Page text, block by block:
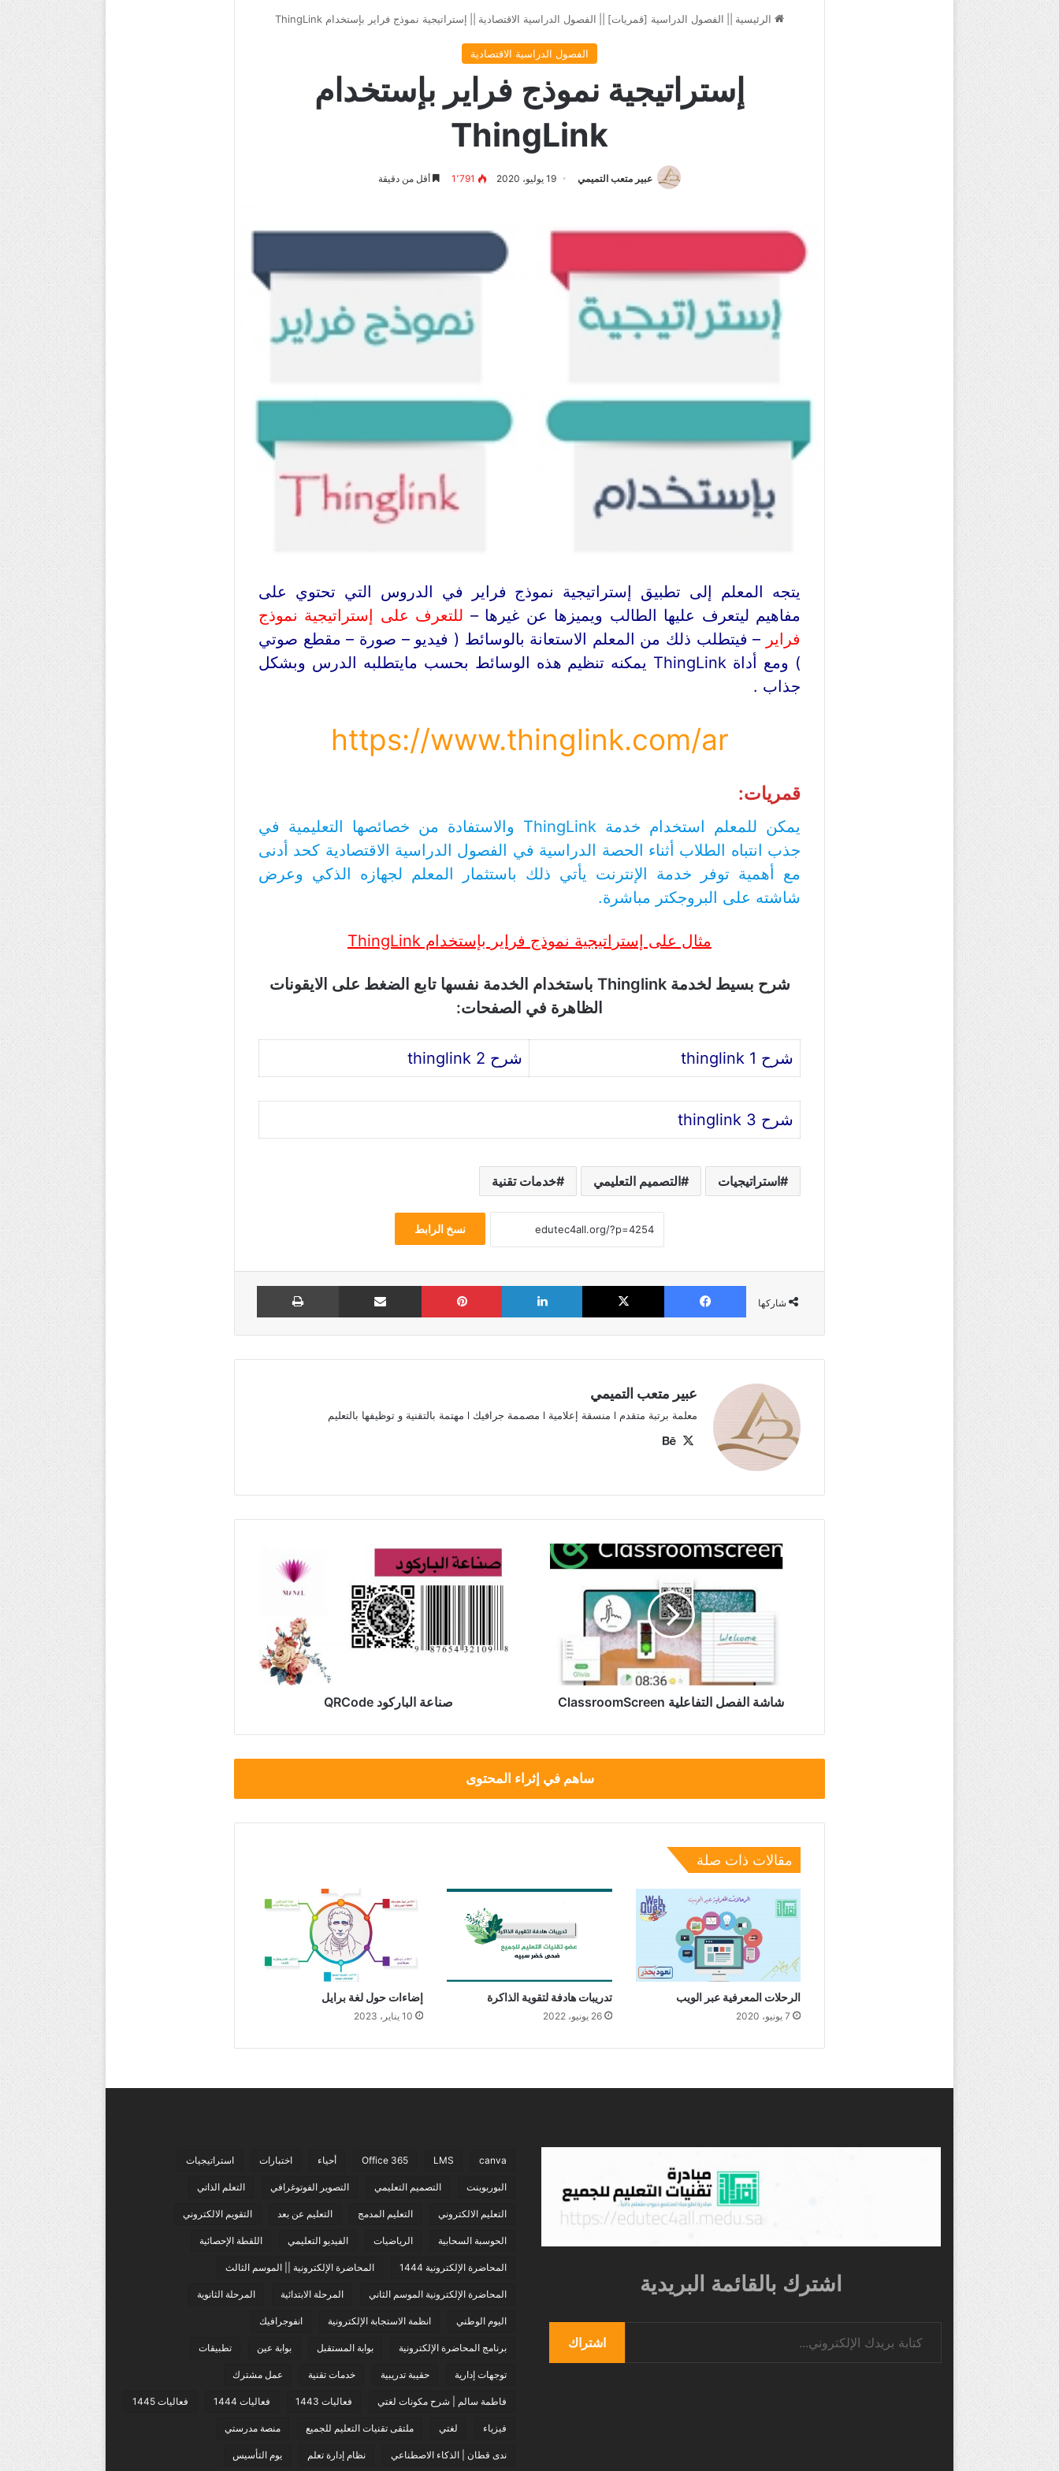
الرئيسية الفصول الدراسية [قمريات] الفصول الدراسية الاقتصادية إستراتيجية نموذج فراير بإستخدام ThingLink
الفصول الدراسية الاقتصادية
إستراتيجية نموذج فراير بإستخدام
ThingLink
عبير متعب التميمي 19 يوليو، 2020 1٬791 أقل من دقيقة
يتجه المعلم إلى تطبيق إستراتيجية نموذج فراير في الدروس التي تحتوي على
مفاهيم ليتعرف عليها الطالب ويميزها عن غيرها – للتعرف على إستراتيجية نموذج
فراير – فيتطلب ذلك من المعلم الاستعانة بالوسائط ( فيديو – صورة – مقطع صوتي
) ومع أداة ThingLink يمكنه تنظيم هذه الوسائط بحسب مايتطلبه الدرس وبشكل
جذاب .
https://www.thinglink.com/ar
قمريات:
يمكن للمعلم استخدام خدمة ThingLink والاستفادة من خصائصها التعليمية في
جذب انتباه الطلاب أثناء الحصة الدراسية في الفصول الدراسية الاقتصادية كحد أدنى
مع أهمية توفر خدمة الإنترنت يأتي ذلك باستثمار المعلم لجهازه الذكي وعرض
شاشته على البروجكتر مباشرة.
مثال على إستراتيجية نموذج فراير بإستخدام ThingLink
شرح بسيط لخدمة Thinglink باستخدام الخدمة نفسها تابع الضغط على الايقونات
الظاهرة في الصفحات:
شرح thinglink 1 شرح thinglink 2
شرح thinglink 3
استراتيجيات التصميم التعليمي خدمات تقنية
نسخ الرابط
شاركها
فيسبوك ‫X لينكدإن بينتيريست مشاركة عبر البريد طباعة
عبير متعب التميمي
معلمة برتبة متقدم l منسقة إعلامية l مصممة جرافيك l مهتمة بالتقنية و توظيفها بالتعليم
‫X
شاشة
الفصل
ClassroomScreen
شاشة الفصل التفاعلية ClassroomScreen
صناعة
الباركود
QRCode
صناعة الباركود QRCode
ساهم في إثراء المحتوى
مقالات ذات صلة
الرحلات المعرفية عبر الويب
7 يونيو، 2020
تدريبات هادفة لتقوية الذاكرة
26 يونيو، 2022
إضاءات حول لغة برايل
10 يناير، 2023
اشترك بالقائمة البريدية
اشتراك
canva
LMS
Office 365 أحياء اختبارات استراتيجيات
البوربوينت التصميم التعليمي التصوير الفوتوغرافي التعلم الذاتي
التعليم الالكتروني التعليم المدمج التعليم عن بعد التقويم الالكتروني
الحوسبة السحابية الرياضيات الفيديو التعليمي اللقطة الإحصائية
المحاضرة الإلكترونية 1444 المحاضرة الإلكترونية || الموسم الثالث
المحاضرة الإلكترونية الموسم الثاني المرحلة الابتدائية المرحلة الثانوية
اليوم الوطني انظمة الاستجابة الإلكترونية انفوجرافيك
برنامج المحاضرة الإلكترونية بوابة المستقبل بوابة عين تطبيقات
توجهات إدارية حقيبة تدريبية خدمات تقنية عمل مشترك
فاطمة سالم | شرح مكونات لغتي فعاليات 1443 فعاليات 1444 فعاليات 1445
فيزياء لغتي ملتقى تقنيات التعليم للجميع منصة مدرستي
ندى قطان | الذكاء الاصطناعي نظام إدارة تعلم يوم التأسيس